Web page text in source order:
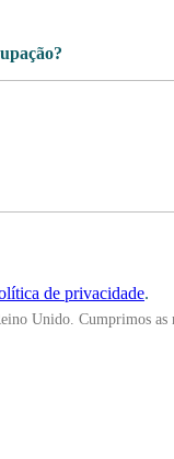
de privacidade.
Unido. Cumprimos